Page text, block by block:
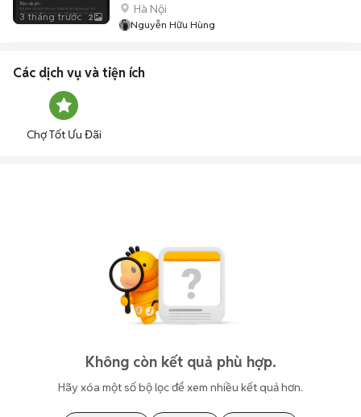
3 tháng trước 2
Hà Nội
Nguyễn Hữu Hùng
Các dịch vụ và tiện ích
Chợ Tốt Ưu Đãi
Không còn kết quả phù hợp.
Hãy xóa một số bộ lọc để xem nhiều kết quả hơn.